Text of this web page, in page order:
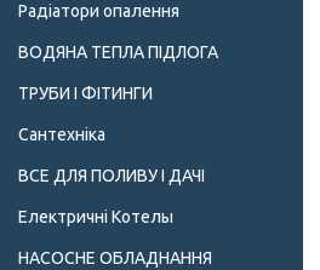
Радіатори опалення
ВОДЯНА ТЕПЛА ПІДЛОГА
ТРУБИ І ФІТИНГИ
Сантехніка
ВСЕ ДЛЯ ПОЛИВУ І ДАЧІ
Електричні Котелы
НАСОСНЕ ОБЛАДНАННЯ